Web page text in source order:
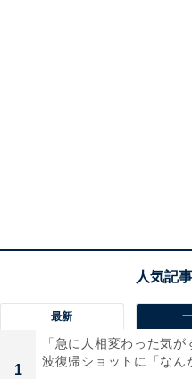
最新
1
「急に人相変わった気
波復帰ショットに「なん